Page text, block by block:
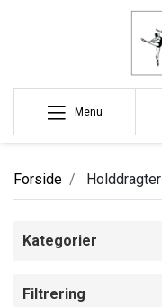
Menu
Forside Holddragter
Kategorier
Filtrering